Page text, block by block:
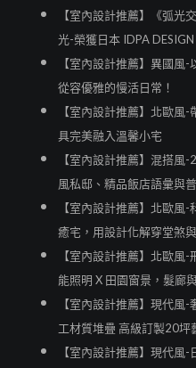
【室內設計推薦】《弧光
光-榮獲日本 IDPA
【室內設計推薦】異國風
從容優雅的慢活日常！
【室內設計推薦】北歐風
具完美融入溫馨小宅
【室內設計推薦】混搭風
風私邸、精品飯店語彙與
【室內設計推薦】北歐風
癒宅，用設計化解穿堂煞
【室內設計推薦】北歐風
能照明 X 田園窗景，髮廊
【室內設計推薦】現代風
工材質堆疊 高級訂製20坪
【室內設計推薦】現代風